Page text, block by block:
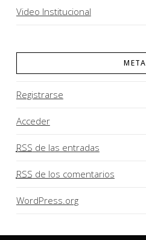
Video Institucional
META
Registrarse
Acceder
RSS de las entradas
RSS de los comentarios
WordPress.org